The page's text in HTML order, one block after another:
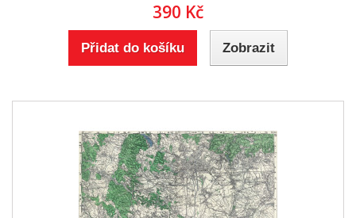
390 Kč
Přidat do košíku Zobrazit